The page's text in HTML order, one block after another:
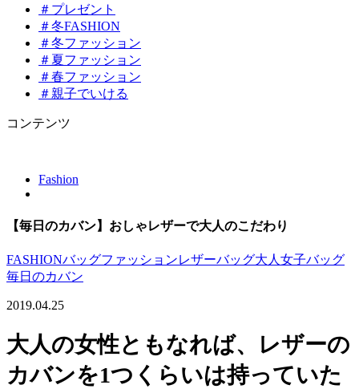
＃プレゼント
＃冬FASHION
＃冬ファッション
＃夏ファッション
＃春ファッション
＃親子でいける
コンテンツ
Fashion
【毎日のカバン】おしゃレザーで大人のこだわり
FASHIONバッグファッションレザーバッグ大人女子バッグ
毎日のカバン
2019.04.25
大人の女性ともなれば、レザーの
カバンを1つくらいは持っていた